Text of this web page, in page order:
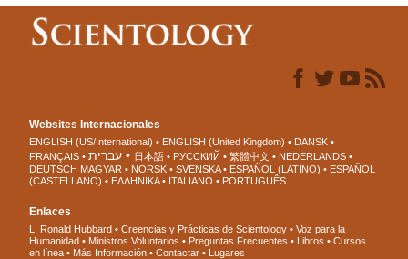
Websites Internacionales
ENGLISH (US/International) ENGLISH (United Kingdom)
DANSK
FRANÇAIS
עברית 日本語 РУССКИЙ 繁體中文
NEDERLANDS
DEUTSCH MAGYAR NORSK SVENSKA ESPAÑOL (LATINO)
ESPAÑOL
(CASTELLANO)
ΕΛΛΗΝΙΚA ITALIANO PORTUGUÊS
Enlaces
L. Ronald Hubbard Creencias y Prácticas de Scientology
Voz para la
Humanidad
Ministros Voluntarios Preguntas Frecuentes Libros
Cursos
en línea
Más Información Contactar Lugares